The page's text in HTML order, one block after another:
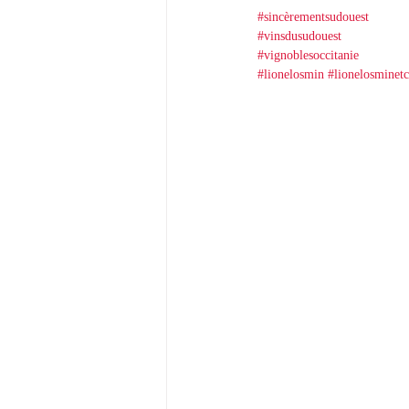
#sincèrementsudouest
#vinsdusudouest
#vignoblesoccitanie
#lionelosmin